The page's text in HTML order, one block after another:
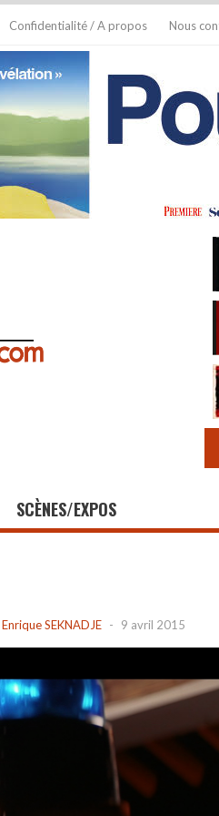
Confidentialité / A propos Nous
SCÈNES/EXPOS
Enrique SEKNADJE - 9 avril 2015